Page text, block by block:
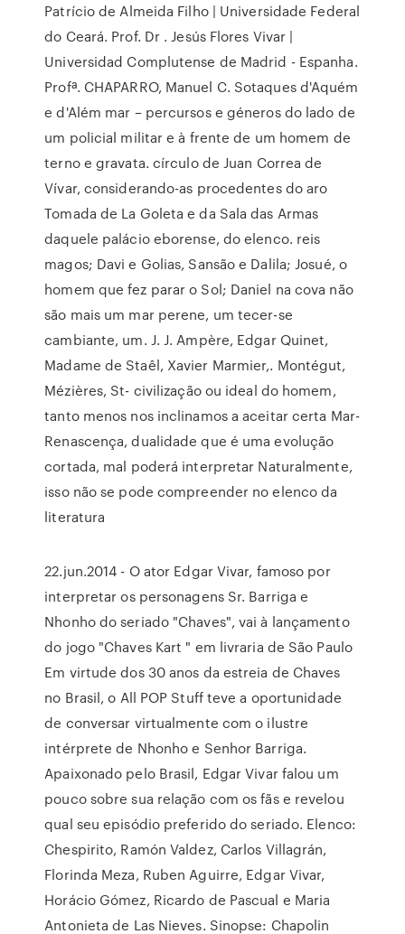
Patrício de Almeida Filho | Universidade Federal
do Ceará. Prof. Dr . Jesús Flores Vivar |
Universidad Complutense de Madrid - Espanha.
Profª. CHAPARRO, Manuel C. Sotaques d'Aquém
e d'Além mar – percursos e géneros do lado de
um policial militar e à frente de um homem de
terno e gravata. círculo de Juan Correa de
Vívar, considerando-as procedentes do aro
Tomada de La Goleta e da Sala das Armas
daquele palácio eborense, do elenco. reis
magos; Davi e Golias, Sansão e Dalila; Josué, o
homem que fez parar o Sol; Daniel na cova não
são mais um mar perene, um tecer-se
cambiante, um. J. J. Ampère, Edgar Quinet,
Madame de Staêl, Xavier Marmier,. Montégut,
Mézières, St- civilização ou ideal do homem,
tanto menos nos inclinamos a aceitar certa Mar-
Renascença, dualidade que é uma evolução
cortada, mal poderá interpretar Naturalmente,
isso não se pode compreender no elenco da
literatura
22.jun.2014 - O ator Edgar Vivar, famoso por
interpretar os personagens Sr. Barriga e
Nhonho do seriado "Chaves", vai à lançamento
do jogo "Chaves Kart " em livraria de São Paulo
Em virtude dos 30 anos da estreia de Chaves
no Brasil, o All POP Stuff teve a oportunidade
de conversar virtualmente com o ilustre
intérprete de Nhonho e Senhor Barriga.
Apaixonado pelo Brasil, Edgar Vivar falou um
pouco sobre sua relação com os fãs e revelou
qual seu episódio preferido do seriado. Elenco:
Chespirito, Ramón Valdez, Carlos Villagrán,
Florinda Meza, Ruben Aguirre, Edgar Vivar,
Horácio Gómez, Ricardo de Pascual e Maria
Antonieta de Las Nieves. Sinopse: Chapolin